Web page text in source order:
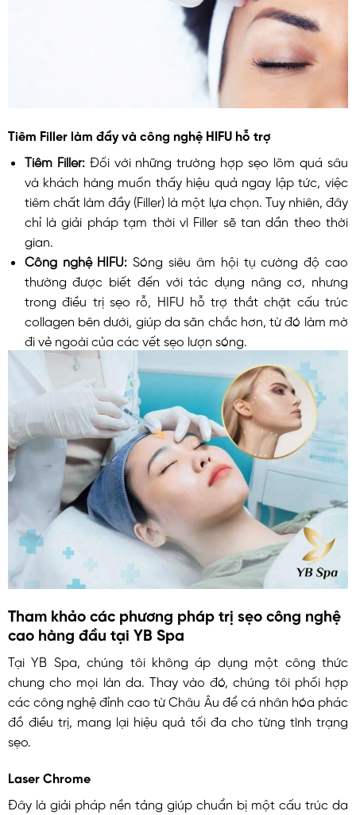
Tiêm Filler làm đầy và công nghệ HIFU hỗ trợ
Tiêm Filler: Đối với những trường hợp sẹo lõm quá sâu
và khách hàng muốn thấy hiệu quả ngay lập tức, việc
tiêm chất làm đầy (Filler) là một lựa chọn. Tuy nhiên, đây
chỉ là giải pháp tạm thời vì Filler sẽ tan dần theo thời
gian.
Công nghệ HIFU: Sóng siêu âm hội tụ cường độ cao
thường được biết đến với tác dụng nâng cơ, nhưng
trong điều trị sẹo rỗ, HIFU hỗ trợ thắt chặt cấu trúc
collagen bên dưới, giúp da săn chắc hơn, từ đó làm mờ
đi vẻ ngoài của các vết sẹo lượn sóng.
Tham khảo các phương pháp trị sẹo công nghệ
cao hàng đầu tại YB Spa
Tại YB Spa, chúng tôi không áp dụng một công thức
chung cho mọi làn da. Thay vào đó, chúng tôi phối hợp
các công nghệ đỉnh cao từ Châu Âu để cá nhân hóa phác
đồ điều trị, mang lại hiệu quả tối đa cho từng tình trạng
sẹo.
Laser Chrome
Đây là giải pháp nền tảng giúp chuẩn bị một cấu trúc da